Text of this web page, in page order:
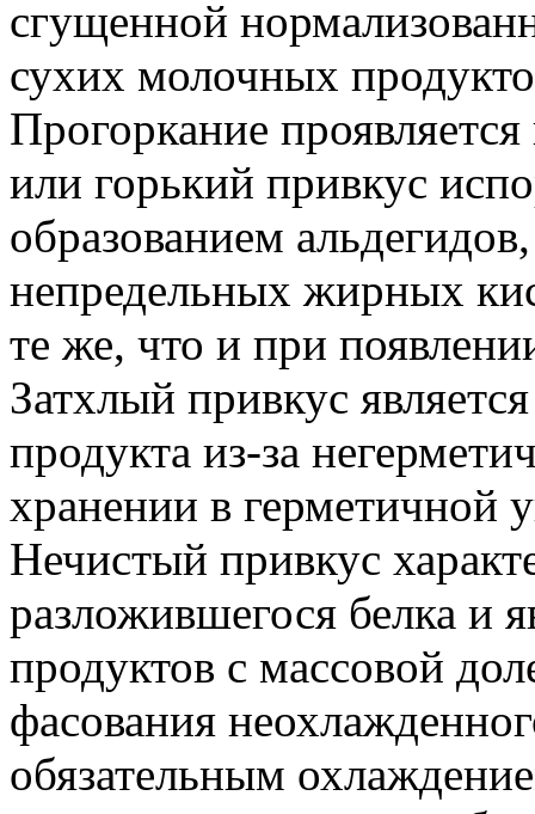
сгущенной
сухих молочных
Прогоркание
или горький привкус
образованием
непредельных жирных
те же, что и при
Затхлый привкус
продукта из-за
хранении в герметичной
Нечистый привкус
разложившегося белка и
продуктов с массовой
фасования
обязательным